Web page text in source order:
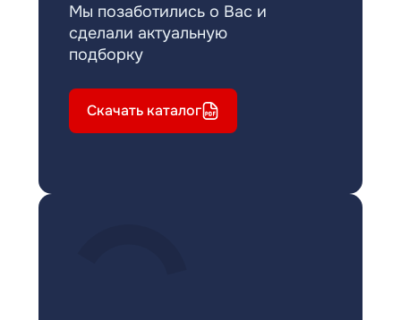
Мы позаботились о Вас и
сделали актуальную
подборку
Скачать каталог